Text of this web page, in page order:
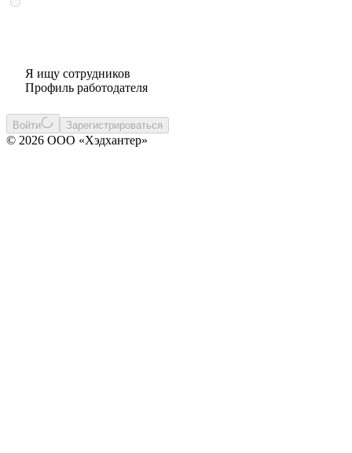
Я ищу сотрудников
Профиль работодателя
Войти Зарегистрироваться
© 2026 ООО «Хэдхантер»